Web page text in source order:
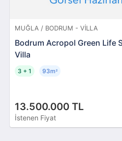
MUĞLA / BODRUM - VILLA
Bodrum Acropol Green Life
Villa
13.500.000 TL
İstenen Fiyat
3 + 1 93m²